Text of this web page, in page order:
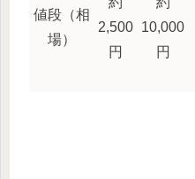
値段（相
場）
2,500
円
10,000
円